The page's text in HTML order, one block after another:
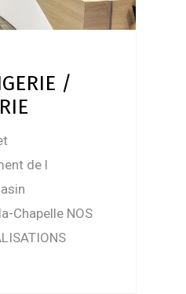
/
de l
Chapelle NOS